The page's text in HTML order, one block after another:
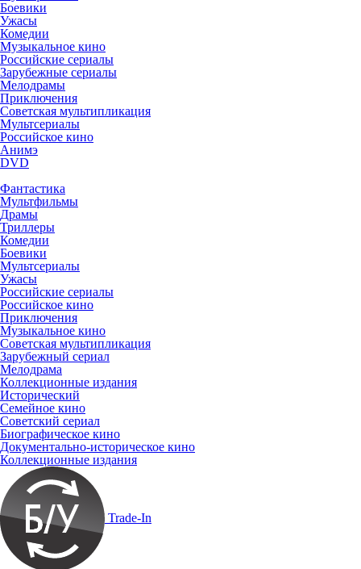
Боевики
Ужасы
Комедии
Музыкальное кино
Российские сериалы
Зарубежные сериалы
Мелодрамы
Приключения
Советская мультипликация
Мультсериалы
Российское кино
Анимэ
DVD
Фантастика
Мультфильмы
Драмы
Триллеры
Комедии
Боевики
Мультсериалы
Ужасы
Российские сериалы
Российское кино
Приключения
Музыкальное кино
Советская мультипликация
Зарубежный сериал
Мелодрама
Коллекционные издания
Исторический
Семейное кино
Советский сериал
Биографическое кино
Документально-историческое кино
Коллекционные издания
Trade-In